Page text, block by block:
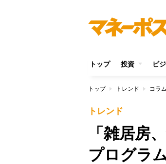
トップ 投資 ビ
トップ トレンド コラム
トレンド
「雑居房
プログラ